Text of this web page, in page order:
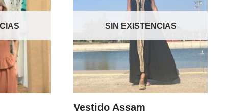
SIN EXISTENCIAS
Vestido Assam